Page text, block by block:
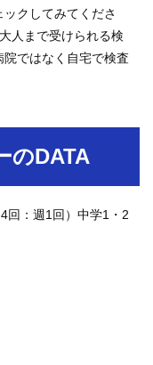
クしてみてくださ
人まで受けられる検
ではなく自宅で検査
のDATA
回：週1回）中学1・2